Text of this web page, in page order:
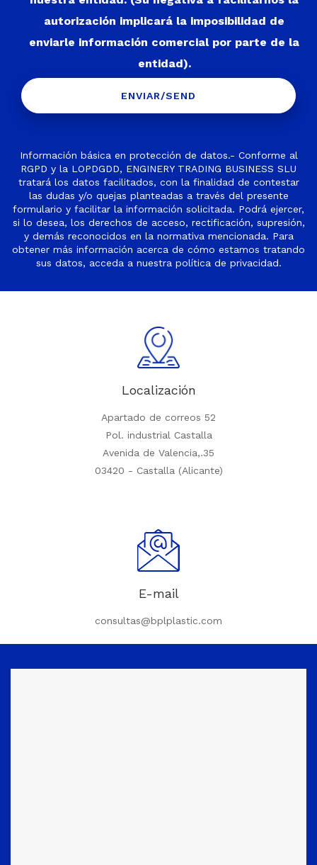
autorización implicará la imposibilidad de
enviarle información comercial por parte de la
entidad).
Información básica en protección de datos.- Conforme al
RGPD y la LOPDGDD, ENGINERY TRADING BUSINESS SLU
tratará los datos facilitados, con la finalidad de contestar
las dudas y/o quejas planteadas a través del presente
formulario y facilitar la información solicitada. Podrá ejercer,
si lo desea, los derechos de acceso, rectificación, supresión,
y demás reconocidos en la normativa mencionada. Para
obtener más información acerca de cómo estamos tratando
sus datos, acceda a nuestra política de privacidad.
Localización
Apartado de correos 52
Pol. industrial Castalla
Avenida de Valencia,.35
03420 - Castalla (Alicante)
E-mail
consultas@bplplastic.com